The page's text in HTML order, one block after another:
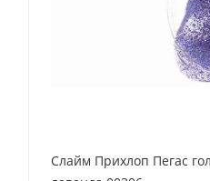
Слайм Прихлоп Пегас